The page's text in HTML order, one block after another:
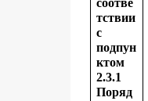
соотве
тствии
с
подпун
ктом
2.3.1
Поряд